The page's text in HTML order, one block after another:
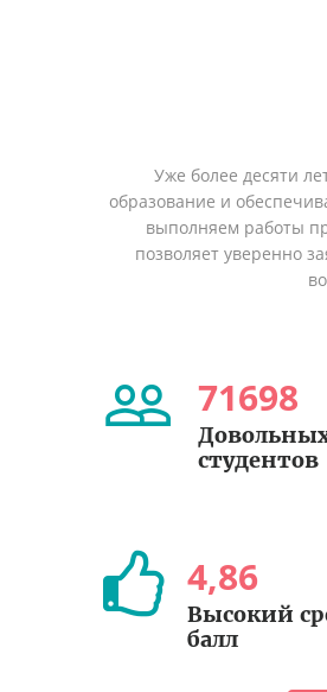
Уже более десяти
образование и
выполняем работы
позволяет уверенно
71698
студентов
4,86
Высокий
балл